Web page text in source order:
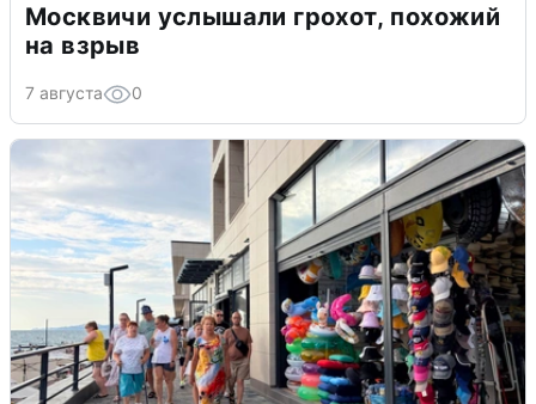
Москвичи услышали грохот, похожий
на взрыв
7 августа 0